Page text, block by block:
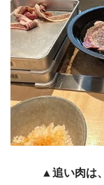
▲追い肉は